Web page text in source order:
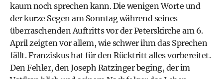
kaum noch sprechen kann. Die wenigen Worte und
der kurze Segen am Sonntag während seines
überraschenden Auftritts vor der Peterskirche am 6.
April zeigten vor allem, wie schwer ihm das Sprechen
fällt. Franziskus hat für den Rücktritt alles vorbereitet.
Den Fehler, den Joseph Ratzinger beging, der im